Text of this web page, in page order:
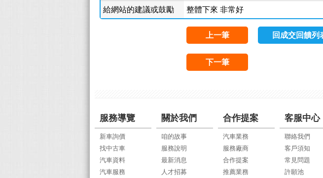
給網站的建議或鼓勵 整體下來 非常好
上一筆 回成交回饋列
下一筆
服務導覽
新車詢價
找中古車
汽車資料
汽車服務
關於我們
咱的故事
服務說明
最新消息
人才招募
合作提案
汽車業務
服務廠商
合作提案
推薦業務
客服中心
聯絡我們
客戶須知
常見問題
許願池